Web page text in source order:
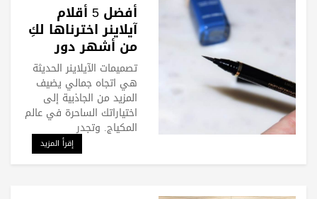
أفضل 5 أقلام
آيلاينر اخترناها لكِ
من أشهر دور
المكياج.. جربيها
تصميمات الآيلاينر الحديثة
هي اتجاه جمالي يضيف
المزيد من الجاذبية إلى
اختياراتك الساحرة في عالم
المكياج. وتجدر
إقرأ المزيد